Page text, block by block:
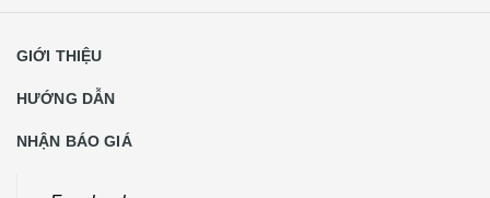
GIỚI THIỆU
HƯỚNG DẪN
NHẬN BÁO GIÁ